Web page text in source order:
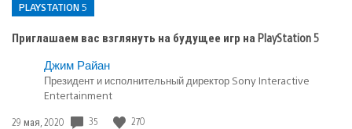
PLAYSTATION 5
Приглашаем вас взглянуть на будущее игр на PlayStation 5
Опубликовано
PlayStation
5
Джим Райан
Президент и исполнительный директор Sony Interactive
Entertainment
Дата
29 мая, 2020 35 270